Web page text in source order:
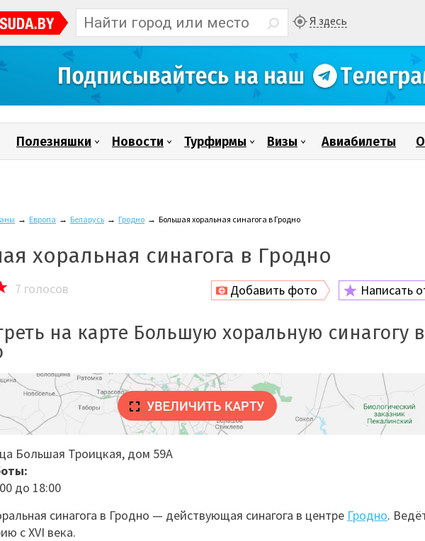
Я здесь
Полезняшки Новости Турфирмы Визы Авиабилеты
→ Европа → Беларусь → Гродно → Большая хоральная синагога в Гродно
хоральная синагога в Гродно
7 голосов Добавить фото Написать
на карте Большую хоральную синагогу в
Большая Троицкая, дом 59А
до 18:00
синагога в Гродно — действующая синагога в центре Гродно.
с XVI века.